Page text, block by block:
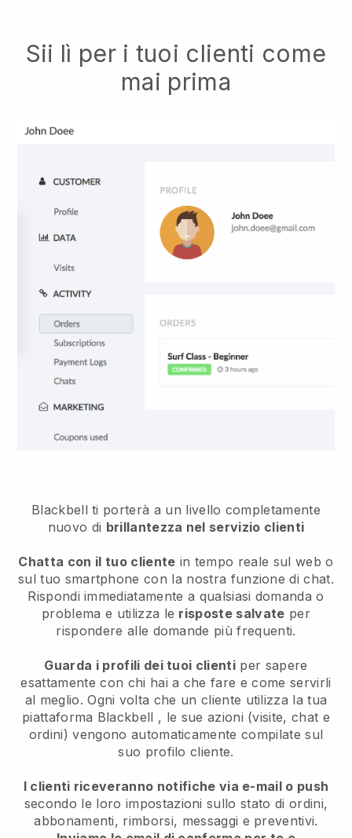
Sii lì per i tuoi clienti come
mai prima
Blackbell ti porterà a un livello completamente
nuovo di brillantezza nel servizio clienti
Chatta con il tuo cliente in tempo reale sul web o
sul tuo smartphone con la nostra funzione di chat.
Rispondi immediatamente a qualsiasi domanda o
problema e utilizza le risposte salvate per
rispondere alle domande più frequenti.
Guarda i profili dei tuoi clienti per sapere
esattamente con chi hai a che fare e come servirli
al meglio. Ogni volta che un cliente utilizza la tua
piattaforma Blackbell , le sue azioni (visite, chat e
ordini) vengono automaticamente compilate sul
suo profilo cliente.
I clienti riceveranno notifiche via e-mail o push
secondo le loro impostazioni sullo stato di ordini,
abbonamenti, rimborsi, messaggi e preventivi.